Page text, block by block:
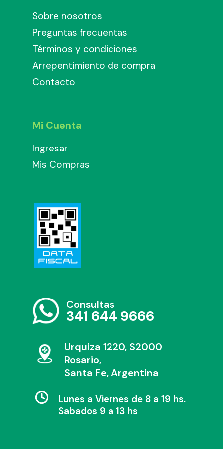
Sobre nosotros
Preguntas frecuentas
Términos y condiciones
Arrepentimiento de compra
Contacto
Mi Cuenta
Ingresar
Mis Compras
Consultas
341 644 9666
Urquiza 1220, S2000
Rosario,
Santa Fe, Argentina
Lunes a Viernes de 8 a 19 hs.
Sabados 9 a 13 hs